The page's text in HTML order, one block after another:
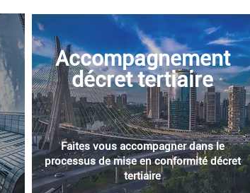
Accompagnement
décret tertiaire
Faites vous accompagner dans le
processus de mise en conformité décret
tertiaire